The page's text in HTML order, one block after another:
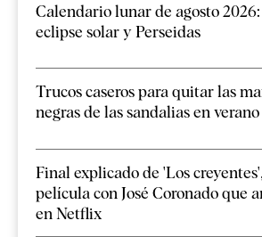
Calendario lunar de agosto 2026:
eclipse solar y Perseidas
Trucos caseros para quitar las
negras de las sandalias en verano
Final explicado de 'Los
película con José Coronado que
en Netflix